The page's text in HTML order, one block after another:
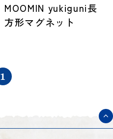
MOOMIN yukiguni長
方形マグネット
1